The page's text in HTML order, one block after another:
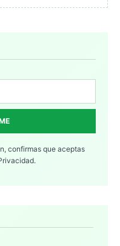
confirmas que aceptas